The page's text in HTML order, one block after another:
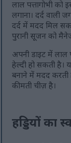
लाल पत्तागोभी
लगाना। दर्द वाली
दर्द में मदद मिल
पुरानी सूजन को
अपनी डाइट में लाल
हेल्दी हो सकती
बनाने में मदद
कीमती चीज़ है।
हड्डियों का